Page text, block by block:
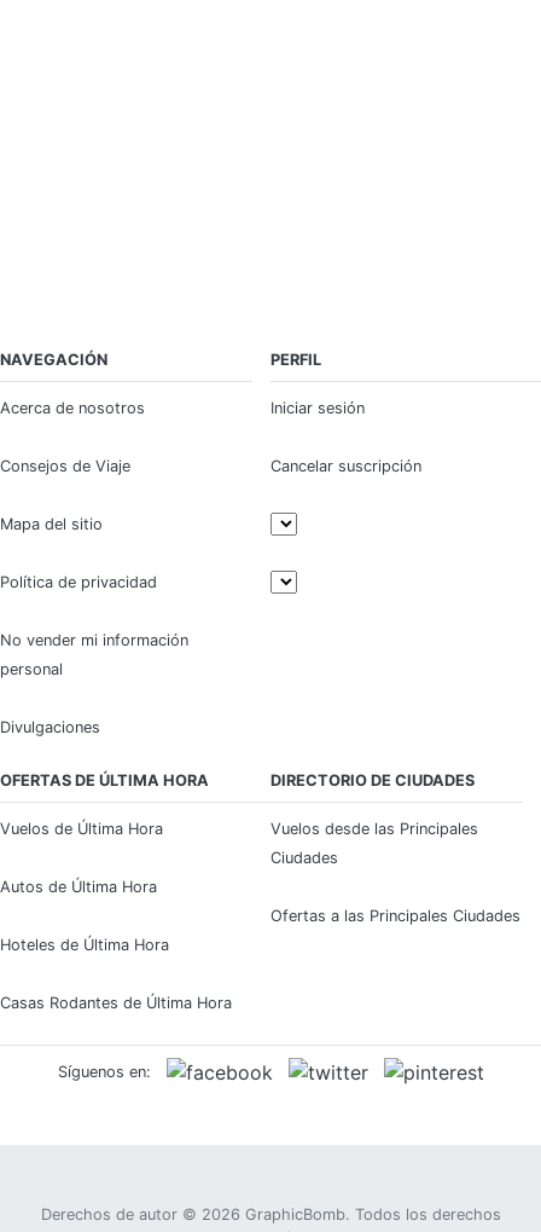
NAVEGACIÓN
Acerca de nosotros
Consejos de Viaje
Mapa del sitio
Política de privacidad
No vender mi información
personal
Divulgaciones
PERFIL
Iniciar sesión
Cancelar suscripción
OFERTAS DE ÚLTIMA HORA
Vuelos de Última Hora
Autos de Última Hora
Hoteles de Última Hora
Casas Rodantes de Última Hora
DIRECTORIO DE CIUDADES
Vuelos desde las Principales
Ciudades
Ofertas a las Principales Ciudades
Síguenos en:
Derechos de autor © 2026 GraphicBomb. Todos los derechos